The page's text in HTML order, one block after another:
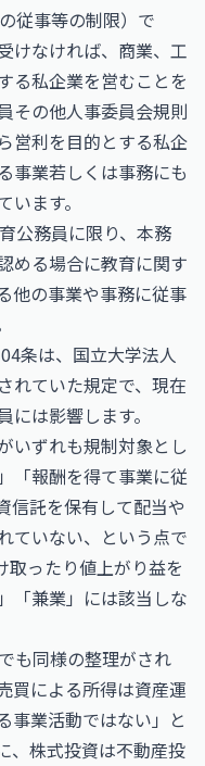
従事等の制限）で
けなければ、商業、工
る私企業を営むことを
その他人事委員会規則
営利を目的とする私企
事業若しくは事務にも
ます。
公務員に限り、本務
める場合に教育に関す
他の事業や事務に従事
条は、国立大学法人
れていた規定で、現在
は影響します。
いずれも規制対象とし
「報酬を得て事業に従
信託を保有して配当や
ていない、という点で
取ったり値上がり益を
「兼業」には該当しな
も同様の整理がされ
買による所得は資産運
事業活動ではない」と
、株式投資は不動産投